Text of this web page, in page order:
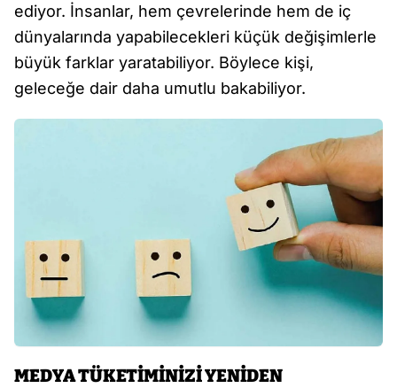
ediyor. İnsanlar, hem çevrelerinde hem de iç
dünyalarında yapabilecekleri küçük değişimlerle
büyük farklar yaratabiliyor. Böylece kişi,
geleceğe dair daha umutlu bakabiliyor.
MEDYA TÜKETİMİNİZİ YENİDEN